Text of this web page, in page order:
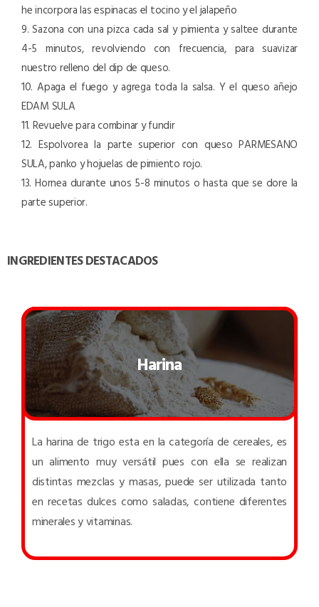
he incorpora las espinacas el tocino y el jalapeño
9. Sazona con una pizca cada sal y pimienta y saltee durante
4-5 minutos, revolviendo con frecuencia, para suavizar
nuestro relleno del dip de queso.
10. Apaga el fuego y agrega toda la salsa. Y el queso añejo
EDAM SULA
11. Revuelve para combinar y fundir
12. Espolvorea la parte superior con queso PARMESANO
SULA, panko y hojuelas de pimiento rojo.
13. Hornea durante unos 5-8 minutos o hasta que se dore la
parte superior.
INGREDIENTES DESTACADOS
Harina
La harina de trigo esta en la categoría de cereales, es
un alimento muy versátil pues con ella se realizan
distintas mezclas y masas, puede ser utilizada tanto
en recetas dulces como saladas, contiene diferentes
minerales y vitaminas.